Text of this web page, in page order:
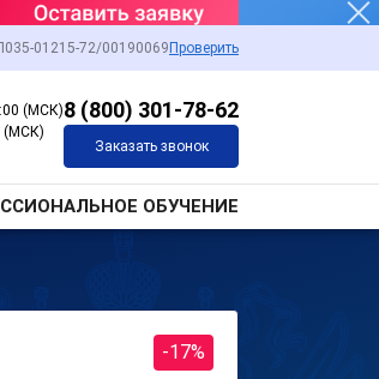
01215-72/00190069 Проверить
(МСК)
(МСК)
8 (800) 301-78-62
Заказать звонок
ОБУЧЕНИЕ
-17%